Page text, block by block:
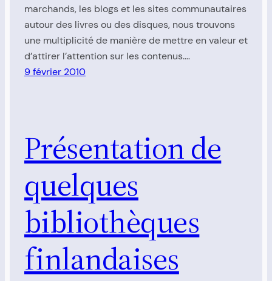
marchands, les blogs et les sites communautaires
autour des livres ou des disques, nous trouvons
une multiplicité de manière de mettre en valeur et
d’attirer l’attention sur les contenus.…
9 février 2010
Présentation de
quelques
bibliothèques
finlandaises